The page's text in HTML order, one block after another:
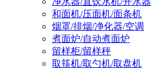
和面机/压面机/面条机
烟罩/排烟/净化器/空调
煮面炉/自动煮面炉
留样柜/留样秤
取筷机/取勺机/取盘机